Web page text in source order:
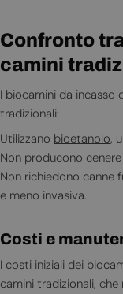
Confronto
camini
I biocamini da incasso
tradizionali:
Utilizzano bioetanolo,
Non producono
Non richiedono canne
e meno invasiva.
Costi e
I costi iniziali dei
camini tradizionali,